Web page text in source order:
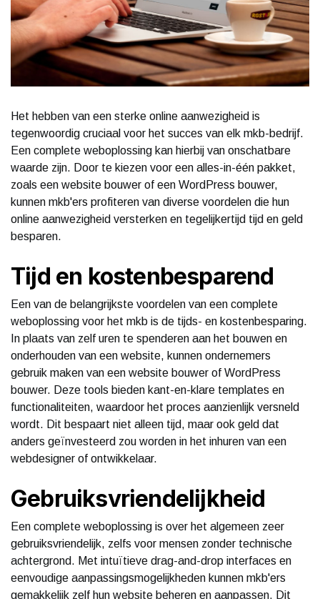
Het hebben van een sterke online aanwezigheid is
tegenwoordig cruciaal voor het succes van elk mkb-bedrijf.
Een complete weboplossing kan hierbij van onschatbare
waarde zijn. Door te kiezen voor een alles-in-één pakket,
zoals een website bouwer of een WordPress bouwer,
kunnen mkb'ers profiteren van diverse voordelen die hun
online aanwezigheid versterken en tegelijkertijd tijd en geld
besparen.
Tijd en kostenbesparend
Een van de belangrijkste voordelen van een complete
weboplossing voor het mkb is de tijds- en kostenbesparing.
In plaats van zelf uren te spenderen aan het bouwen en
onderhouden van een website, kunnen ondernemers
gebruik maken van een website bouwer of WordPress
bouwer. Deze tools bieden kant-en-klare templates en
functionaliteiten, waardoor het proces aanzienlijk versneld
wordt. Dit bespaart niet alleen tijd, maar ook geld dat
anders geïnvesteerd zou worden in het inhuren van een
webdesigner of ontwikkelaar.
Gebruiksvriendelijkheid
Een complete weboplossing is over het algemeen zeer
gebruiksvriendelijk, zelfs voor mensen zonder technische
achtergrond. Met intuïtieve drag-and-drop interfaces en
eenvoudige aanpassingsmogelijkheden kunnen mkb'ers
gemakkelijk zelf hun website beheren en aanpassen. Dit